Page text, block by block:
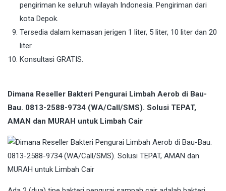
pengiriman ke seluruh wilayah Indonesia. Pengiriman dari
kota Depok.
Tersedia dalam kemasan jerigen 1 liter, 5 liter, 10 liter dan 20
liter.
Konsultasi GRATIS.
Dimana Reseller Bakteri Pengurai Limbah Aerob di Bau-
Bau. 0813-2588-9734 (WA/Call/SMS). Solusi TEPAT,
AMAN dan MURAH untuk Limbah Cair